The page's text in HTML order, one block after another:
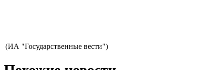
(ИА "Государственные вести")